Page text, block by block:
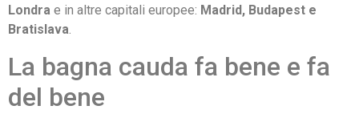
Londra e in altre capitali europee: Madrid, Budapest e
Bratislava.
La bagna cauda fa bene e fa
del bene